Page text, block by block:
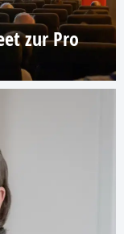
zur Pro